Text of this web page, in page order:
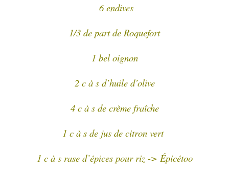
6 endives
1/3 de part de Roquefort
1 bel oignon
2 c à s d’huile d’olive
4 c à s de crème fraîche
1 c à s de jus de citron vert
1 c à s rase d’épices pour riz -> Épicétoo